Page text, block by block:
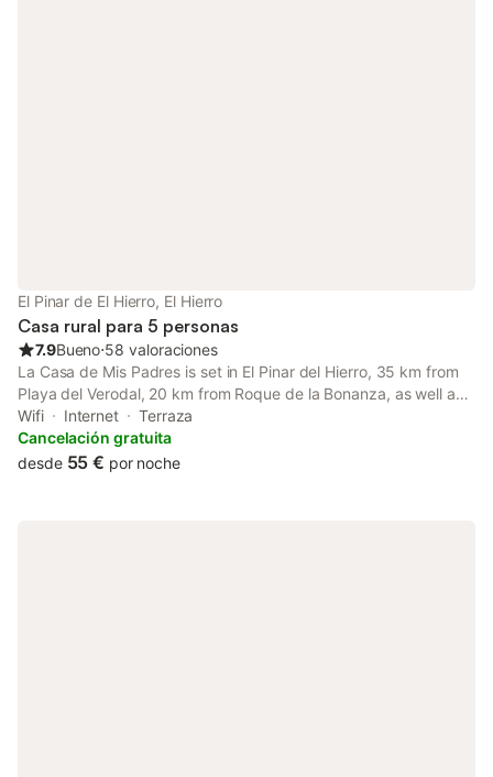
El Pinar de El Hierro, El Hierro
Casa rural para 5 personas
7.9Bueno⋅58 valoraciones
La Casa de Mis Padres is set in El Pinar del Hierro, 35 km from
Playa del Verodal, 20 km from Roque de la Bonanza, as well as
25 km from Faro de Orchilla. Free WiFi is available throughout
the property and Playa de Las Calcosas is 1.6 km away.
Wifi Internet
Terraza
Cancelación gratuita
desde 55 € por noche